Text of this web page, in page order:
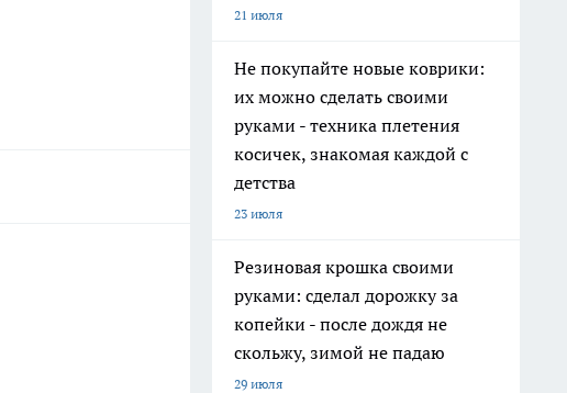
21 июля
Не покупайте новые коврики:
их можно сделать своими
руками - техника плетения
косичек, знакомая каждой с
детства
23 июля
Резиновая крошка своими
руками: сделал дорожку за
копейки - после дождя не
скольжу, зимой не падаю
29 июля